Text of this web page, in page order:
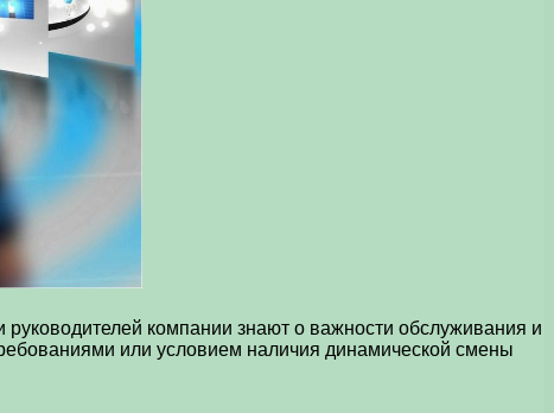
компании знают о важности обслуживания и
или условием наличия динамической смены